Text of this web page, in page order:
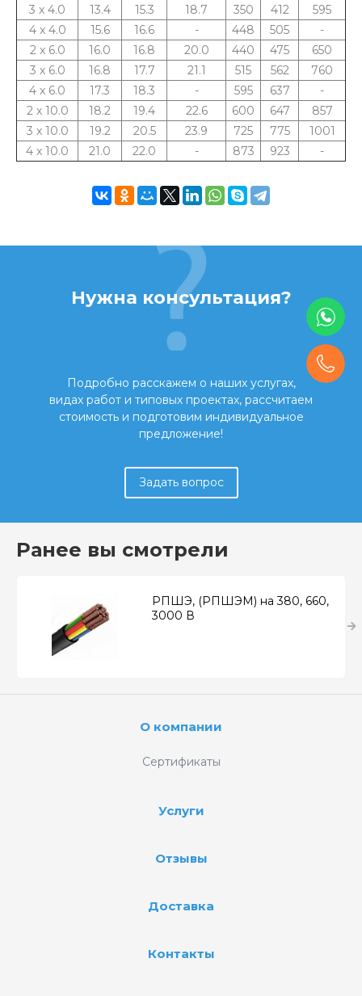
3 x 4.0
13.4 15.3 18.7 350 412
595
4 x 4.0
15.6 16.6 - 448 505
-
2 x 6.0
16.0 16.8 20.0 440 475
650
3 x 6.0
16.8 17.7 21.1 515 562
760
4 x 6.0
17.3 18.3 - 595 637
-
2 x 10.0
18.2 19.4 22.6 600 647
857
3 x 10.0
19.2 20.5 23.9 725 775
1001
4 x 10.0
21.0 22.0 - 873 923 -
Нужна консультация?
Подробно расскажем о наших услугах,
видах работ и типовых проектах, рассчитаем
стоимость и подготовим индивидуальное
предложение!
Задать вопрос
Ранее вы смотрели
РПШЭ, (РПШЭМ) на 380, 660,
3000 В
О компании
Сертификаты
Услуги
Отзывы
Доставка
Контакты